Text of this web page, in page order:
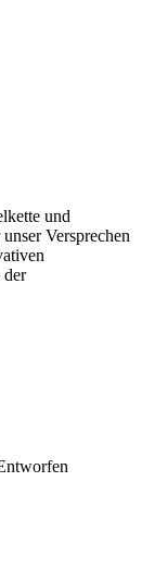
und
Versprechen
der